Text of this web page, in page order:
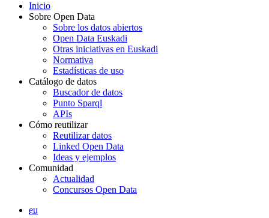
Inicio
Sobre Open Data
Sobre los datos abiertos
Open Data Euskadi
Otras iniciativas en Euskadi
Normativa
Estadísticas de uso
Catálogo de datos
Buscador de datos
Punto Sparql
APIs
Cómo reutilizar
Reutilizar datos
Linked Open Data
Ideas y ejemplos
Comunidad
Actualidad
Concursos Open Data
eu